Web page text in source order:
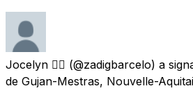
Jocelyn 🏳️‍🌈 (@zadigbarcelo) a
de Gujan-Mestras, Nouvelle-